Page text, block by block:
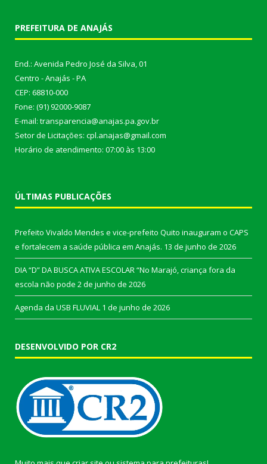
PREFEITURA DE ANAJÁS
End.: Avenida Pedro José da Silva, 01
Centro - Anajás - PA
CEP: 68810-000
Fone: (91) 92000-9087
E-mail: transparencia@anajas.pa.gov.br
Setor de Licitações: cpl.anajas@gmail.com
Horário de atendimento: 07:00 às 13:00
ÚLTIMAS PUBLICAÇÕES
Prefeito Vivaldo Mendes e vice-prefeito Quito inauguram o CAPS
e fortalecem a saúde pública em Anajás. 13 de junho de 2026
DIA “D” DA BUSCA ATIVA ESCOLAR “No Marajó, criança fora da
escola não pode 2 de junho de 2026
Agenda da USB FLUVIAL 1 de junho de 2026
DESENVOLVIDO POR CR2